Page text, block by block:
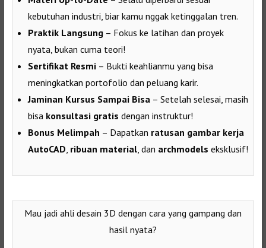
kebutuhan industri, biar kamu nggak ketinggalan tren.
Praktik Langsung– Fokus ke latihan dan proyek
nyata, bukan cuma teori!
Sertifikat Resmi– Bukti keahlianmu yang bisa
meningkatkan portofolio dan peluang karir.
Jaminan Kursus Sampai Bisa – Setelah selesai, masih
bisa konsultasi gratis dengan instruktur!
Bonus Melimpah – Dapatkan ratusan gambar kerja
AutoCAD ribuan material, dan archmodels eksklusif!
Mau jadi ahli desain 3D dengan cara yang gampang dan
hasil nyata?